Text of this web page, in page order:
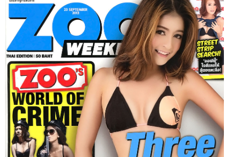
PHOTO
LIST
HOME
SERVICES
ลลนา
ดิฉัน
พลอย
แกม